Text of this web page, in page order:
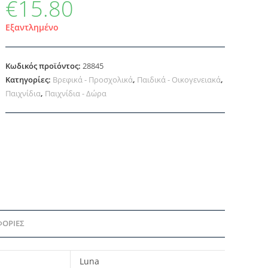
€15.80
Εξαντλημένο
Κωδικός προϊόντος:28845
Κατηγορίες: Βρεφικά - Προσχολικά, Παιδικά - Οικογενειακά,
Παιχνίδια, Παιχνίδια - Δώρα
Luna